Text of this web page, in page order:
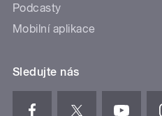
Podcasty
Mobilní aplikace
Sledujte nás